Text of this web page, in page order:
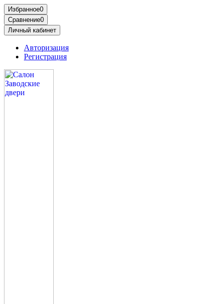
Избранное0
Сравнение0
Личный кабинет
Авторизация
Регистрация